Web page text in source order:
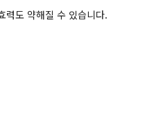
력도 약해질 수 있습니다.